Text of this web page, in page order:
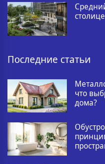
Последние статьи
что
дома?